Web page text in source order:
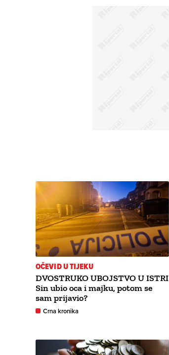
OČEVID U TIJEKU
DVOSTRUKO UBOJSTVO U ISTRI
Sin ubio oca i majku, potom se
sam prijavio?
Crna kronika